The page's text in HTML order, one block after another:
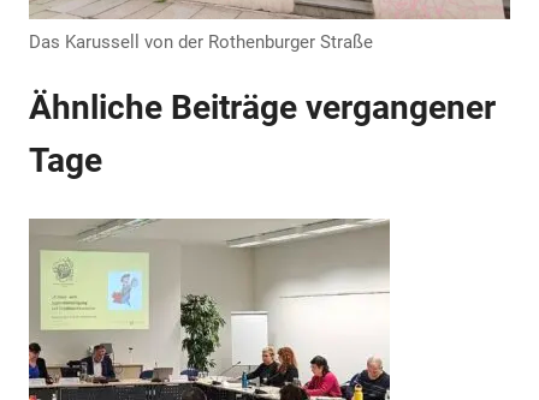
Anzeige
Das Karussell von der Rothenburger Straße
Ähnliche Beiträge vergangener
Tage